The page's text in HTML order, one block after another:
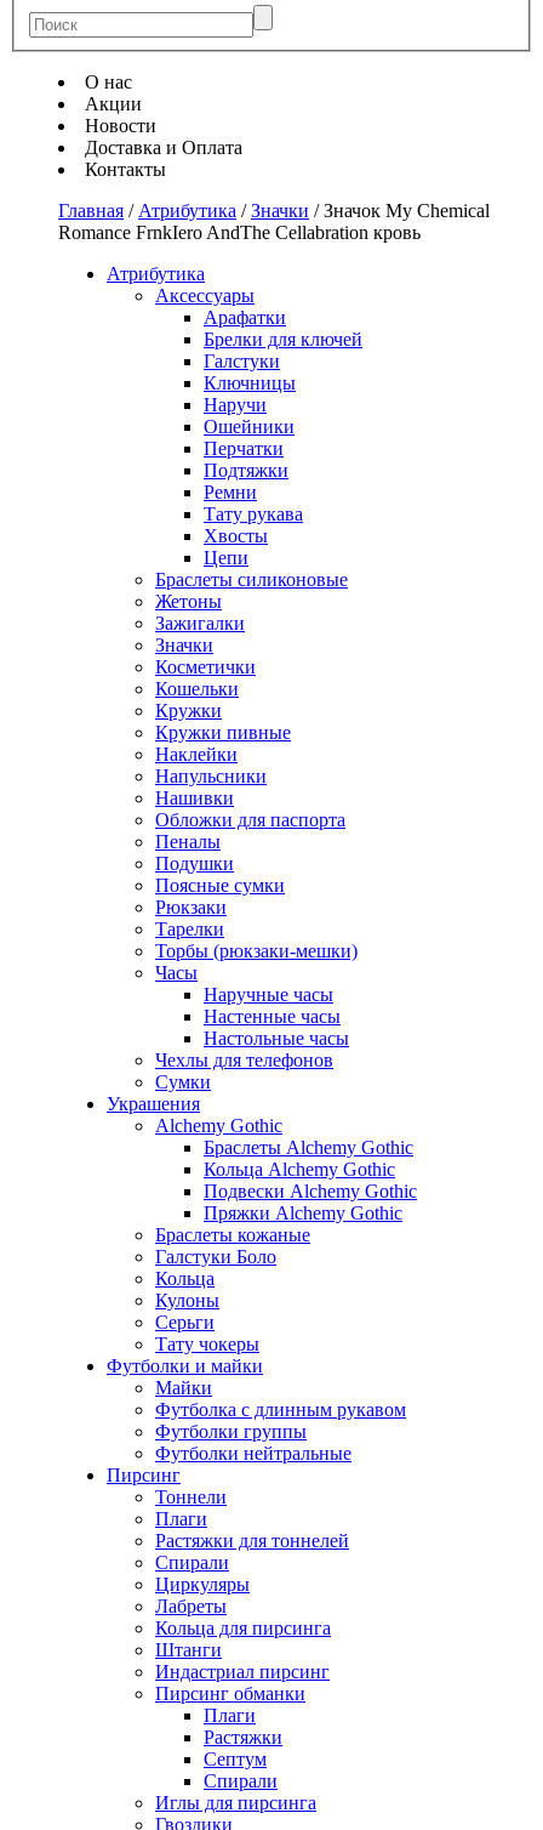
О нас
Акции
Новости
Доставка и Оплата
Контакты
Главная / Атрибутика /Значки /Значок My Chemical
Romance FrnkIero AndThe Cellabration кровь
Атрибутика
Аксессуары
Арафатки
Брелки для ключей
Галстуки
Ключницы
Наручи
Ошейники
Перчатки
Подтяжки
Ремни
Тату рукава
Хвосты
Цепи
Браслеты силиконовые
Жетоны
Зажигалки
Значки
Косметички
Кошельки
Кружки
Кружки пивные
Наклейки
Напульсники
Нашивки
Обложки для паспорта
Пеналы
Подушки
Поясные сумки
Рюкзаки
Тарелки
Торбы (рюкзаки-мешки)
Часы
Наручные часы
Настенные часы
Настольные часы
Чехлы для телефонов
Сумки
Украшения
Alchemy Gothic
Браслеты Alchemy Gothic
Кольца Alchemy Gothic
Подвески Alchemy Gothic
Пряжки Alchemy Gothic
Браслеты кожаные
Галстуки Боло
Кольца
Кулоны
Серьги
Тату чокеры
Футболки и майки
Майки
Футболка с длинным рукавом
Футболки группы
Футболки нейтральные
Пирсинг
Тоннели
Плаги
Растяжки для тоннелей
Спирали
Циркуляры
Лабреты
Кольца для пирсинга
Штанги
Индастриал пирсинг
Пирсинг обманки
Плаги
Растяжки
Септум
Спирали
Иглы для пирсинга
Гвоздики